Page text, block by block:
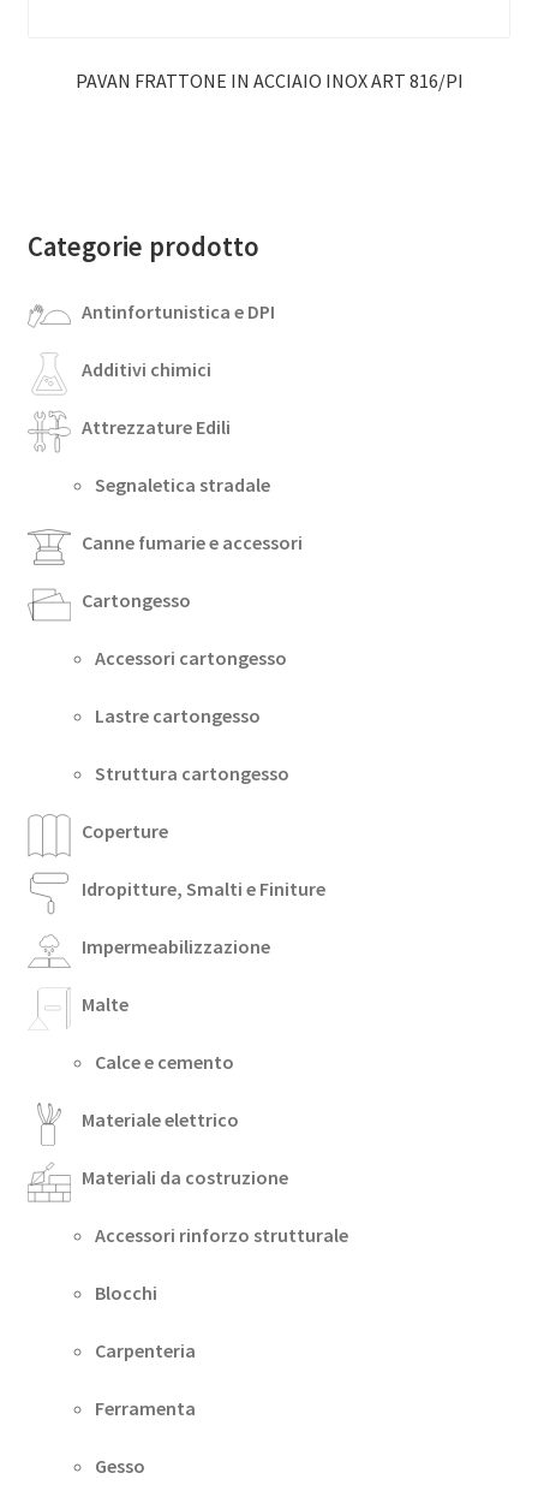
PAVAN FRATTONE IN ACCIAIO INOX ART 816/PI
Categorie prodotto
Antinfortunistica e DPI
Additivi chimici
Attrezzature Edili
Segnaletica stradale
Canne fumarie e accessori
Cartongesso
Accessori cartongesso
Lastre cartongesso
Struttura cartongesso
Coperture
Idropitture, Smalti e Finiture
Impermeabilizzazione
Malte
Calce e cemento
Materiale elettrico
Materiali da costruzione
Accessori rinforzo strutturale
Blocchi
Carpenteria
Ferramenta
Gesso